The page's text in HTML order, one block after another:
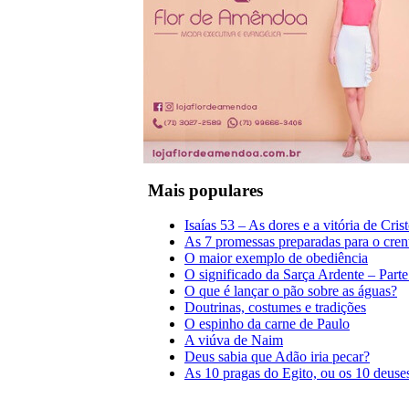
Mais populares
Isaías 53 – As dores e a vitória de
As 7 promessas preparadas para o
O maior exemplo de obediência
O significado da Sarça Ardente –
O que é lançar o pão sobre as águas?
Doutrinas, costumes e tradições
O espinho da carne de Paulo
A viúva de Naim
Deus sabia que Adão iria pecar?
As 10 pragas do Egito, ou os 10